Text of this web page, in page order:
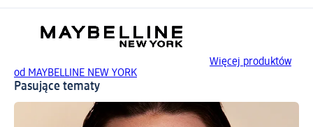
Więcej produktów
od MAYBELLINE NEW YORK
Pasujące tematy